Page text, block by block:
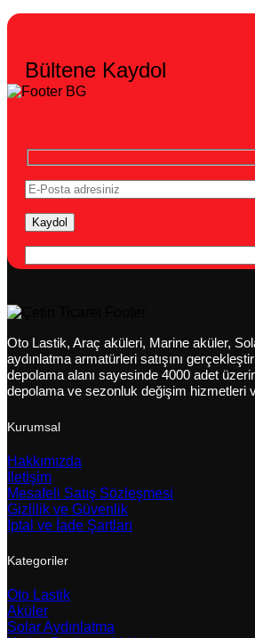
Bültene Kaydol
Oto Lastik, Araç aküleri, Marine aküler,
aydınlatma armatürleri satışını
depolama alanı sayesinde 4000 adet
depolama ve sezonluk değişim hizmetleri
Kurumsal
Hakkımızda
İletişim
Mesafeli Satış Sözleşmesi
Gizlilik ve Güvenlik
İptal ve İade Şartları
Kategoriler
Oto Lastik
Aküler
Solar Aydınlatma